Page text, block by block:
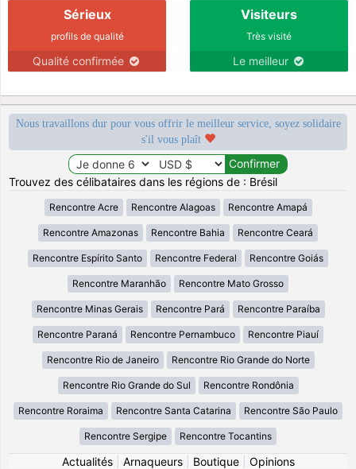
Sérieux
profils de qualité
Qualité confirmée
Visiteurs
Très visité
Le meilleur
Nous travaillons dur pour vous offrir le meilleur service, soyez solidaire
s'il vous plaît
Trouvez des célibataires dans les régions de : Brésil
Rencontre Acre Rencontre Alagoas Rencontre Amapá
Rencontre Amazonas Rencontre Bahia Rencontre Ceará
Rencontre Espírito Santo Rencontre Federal Rencontre Goiás
Rencontre Maranhão Rencontre Mato Grosso
Rencontre Minas Gerais Rencontre Pará Rencontre Paraíba
Rencontre Paraná Rencontre Pernambuco Rencontre Piauí
Rencontre Rio de Janeiro Rencontre Rio Grande do Norte
Rencontre Rio Grande do Sul Rencontre Rondônia
Rencontre Roraima Rencontre Santa Catarina Rencontre São Paulo
Rencontre Sergipe Rencontre Tocantins
Actualités| Arnaqueurs| Boutique| Opinions